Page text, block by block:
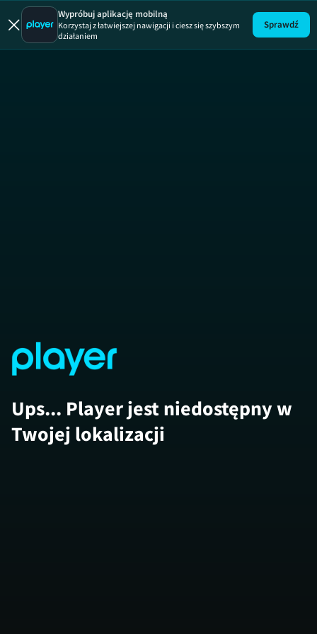
Wypróbuj aplikację mobilną
Korzystaj z łatwiejszej nawigacji i ciesz się szybszym
działaniem
Sprawdź
Ups... Player jest niedostępny w
Twojej lokalizacji